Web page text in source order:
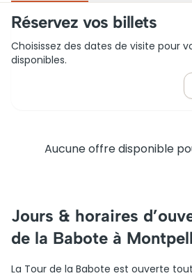
Réservez vos billets
Choisissez des dates de visite pour
disponibles.
Aucune offre disponible
Jours & horaires
de la Babote à
La Tour de la Babote est ouverte